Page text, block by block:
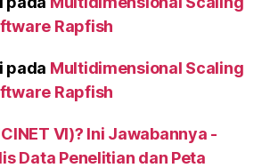
Rapfish
pada Multidimensional Scaling
Rapfish
VI)? Ini Jawabannya -
Data Penelitian dan Peta